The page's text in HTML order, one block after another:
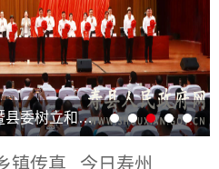
全县“两优一先”表彰大会暨县委树立和践行正确政绩观学习教育专题党课报告会举行
镇传真
今日寿州